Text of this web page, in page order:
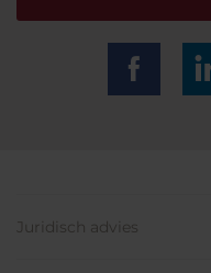
Juridisch advies